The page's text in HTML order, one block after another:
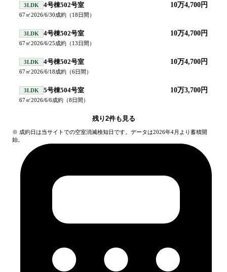
3LDK 4号棟502号室 10万4,700円
67㎡2026/6/30成約 （18日間）
3LDK 4号棟502号室 10万4,700円
67㎡2026/6/25成約 （13日間）
3LDK 4号棟502号室 10万4,700円
67㎡2026/6/18成約 （6日間）
3LDK 5号棟504号室 10万3,700円
67㎡2026/6/6成約 （8日間）
残り2件も見る
※ 成約日は当サイトでの空室消滅検知日です。データは2026年4月より蓄積開
始。